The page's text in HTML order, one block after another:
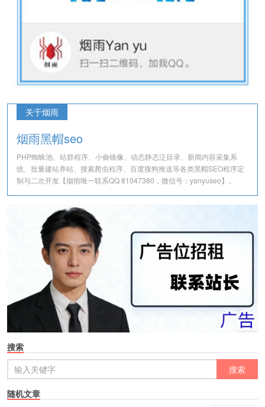
关于烟雨
烟雨黑帽seo
PHP蜘蛛池、站群程序、小偷镜像、动态静态泛目录、新闻内容采集系
统、批量建站养站、搜索爬虫程序、百度搜狗推送等各类黑帽SEO程序定
制与二次开发【烟雨唯一联系QQ 81047380，微信号：yanyuseo】。
搜索
随机文章